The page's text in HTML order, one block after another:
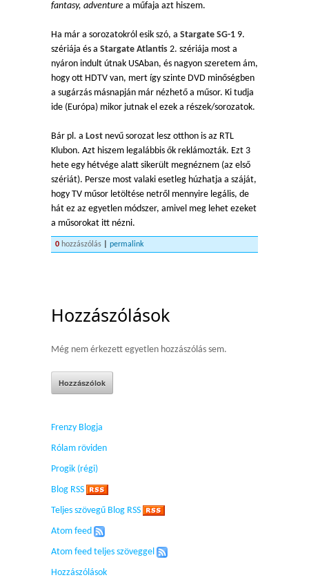
fantasy, adventure a műfaja azt hiszem.
Ha már a sorozatokról esik szó, a Stargate SG-1 9.
szériája és a Stargate Atlantis 2. szériája most a
nyáron indult útnak USAban, és nagyon szeretem ám,
hogy ott HDTV van, mert így szinte DVD minőségben
a sugárzás másnapján már nézhető a műsor. Ki tudja
ide (Európa) mikor jutnak el ezek a részek/sorozatok.
Bár pl. a Lost nevű sorozat lesz otthon is az RTL
Klubon. Azt hiszem legalábbis ők reklámozták. Ezt 3
hete egy hétvége alatt sikerült megnéznem (az első
szériát). Persze most valaki esetleg húzhatja a száját,
hogy TV műsor letöltése netről mennyire legális, de
hát ez az egyetlen módszer, amivel meg lehet ezeket
a műsorokat itt nézni.
0 hozzászólás permalink
Hozzászólások
Még nem érkezett egyetlen hozzászólás sem.
Frenzy Blogja
Rólam röviden
Progik (régi)
Blog RSS
Teljes szövegű Blog RSS
Atom feed
Atom feed teljes szöveggel
Hozzászólások